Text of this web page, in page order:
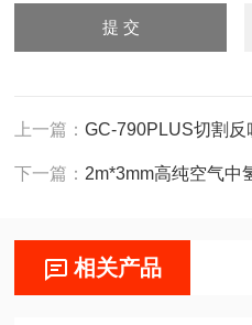
上一篇：GC-790PLUS切割反吹色
下一篇： 2m*3mm高纯空气中
相关产品